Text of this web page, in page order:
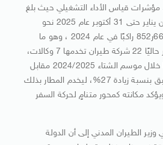
قياس الأداء التشغيلي حيث بلغ
عدد الركاب خلال الفترة من يناير حتى 31 أكتوبر عام 2025 نحو
032ر034ر1 راكبا مقابل 660ر852 راكبًا في عام 2024 ، وهو ما
يمثل 21% ويعمل بالمطار حاليًا 22 شركة طيران تخدمها 7 وكالات،
بمتوسط 95 رحلة أسبوعيًا خلال موسم الشتاء 2024/2025 مقابل
75 رحلة في الموسم السابق بنسبة زيادة 27%، ليخدم المطار بذلك
مكانته كمحور متنامٍ لحركة السفر
وزير الطيران المدني إلى أن الدولة